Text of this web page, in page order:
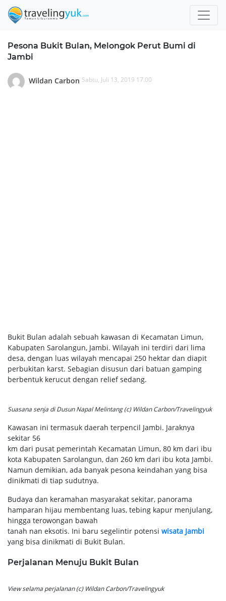
Pesona Bukit Bulan, Melongok Perut Bumi di
Jambi
Wildan Carbon Sabtu, Juli 13, 2019 17.00
Bukit Bulan adalah sebuah kawasan di Kecamatan Limun,
Kabupaten Sarolangun, Jambi. Wilayah ini terdiri dari lima
desa, dengan luas wilayah mencapai 250 hektar dan diapit
perbukitan karst. Sebagian disusun dari batuan gamping
berbentuk kerucut dengan relief sedang.
Suasana senja di Dusun Napal Melintang (c) Wildan Carbon/Travelingyuk
Kawasan ini termasuk daerah terpencil Jambi. Jaraknya
sekitar 56
km dari pusat pemerintah Kecamatan Limun, 80 km dari ibu
kota Kabupaten Sarolangun, dan 260 km dari ibu kota Jambi.
Namun demikian, ada banyak pesona keindahan yang bisa
dinikmati di tiap sudutnya.
Budaya dan keramahan masyarakat sekitar, panorama
hamparan hijau membentang luas, tebing kapur menjulang,
hingga terowongan bawah
tanah nan eksotis. Ini baru segelintir potensi wisata Jambi
yang bisa dinikmati di Bukit Bulan.
Perjalanan Menuju Bukit Bulan
View selama perjalanan (c) Wildan Carbon/Travelingyuk